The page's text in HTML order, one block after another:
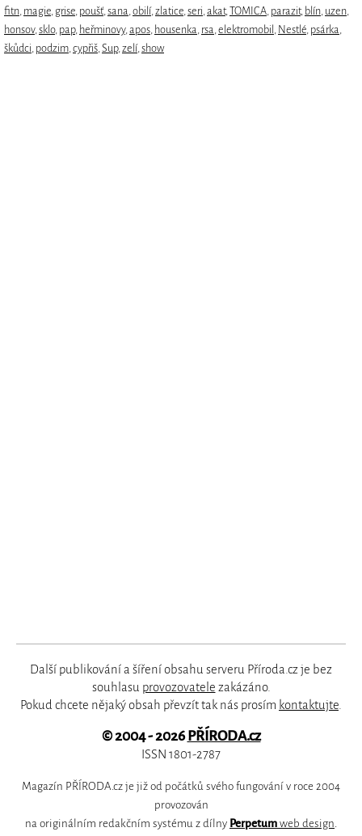
fitn, magie, grise, poušť,sana,obilí,zlatice,seri,akat,TOMICA, parazit, blín, uzen,
honsov,sklo, pap, heřminovy,apos, housenka, rsa,elektromobil , Nestlé, psárka,
škůdci, podzim,cypřiš,Sup,zelí,show
Další publikování a šíření obsahu serveru Příroda.cz je bez
souhlasu provozovatele zakázáno.
Pokud chcete nějaký obsah převzít tak nás prosím kontaktujte.
© 2004 - 2026PŘÍRODA.cz
ISSN 1801-2787
Magazín PŘÍRODA.cz je již od počátků svého fungování v roce 2004
provozován
na originálním redakčním systému z dílny Perpetum web design